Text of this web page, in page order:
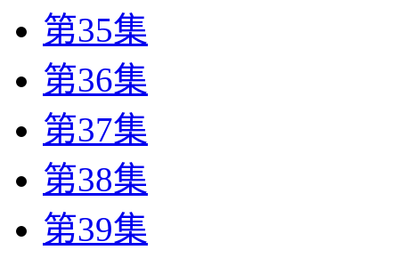
第35集
第36集
第37集
第38集
第39集